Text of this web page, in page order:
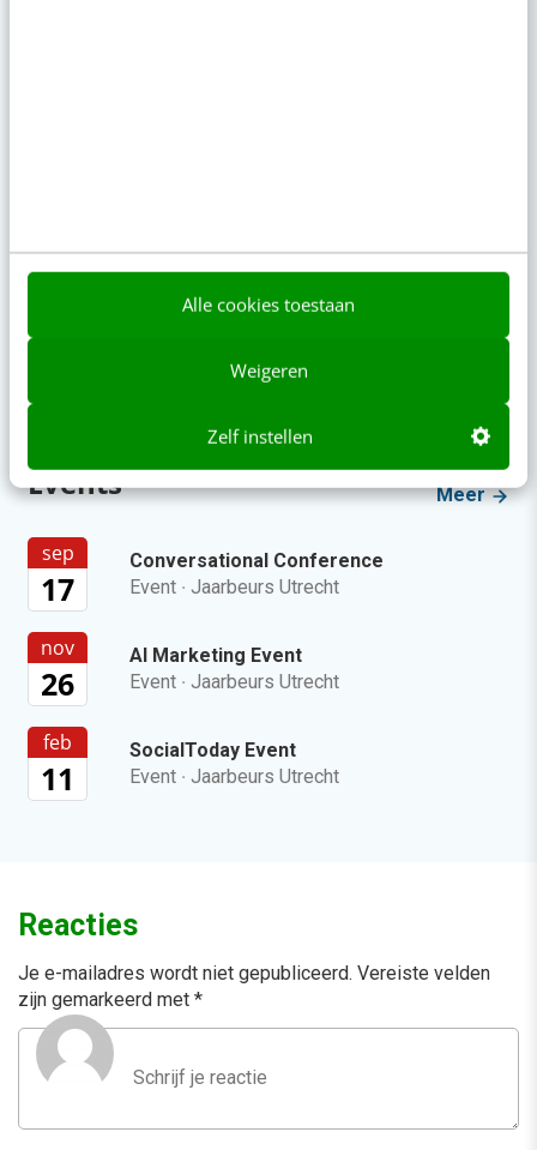
Alle cookies toestaan
Weigeren
Zelf instellen
aug
Content repurposing
Events Meer
sep
17
Conversational Conference
Event · Jaarbeurs Utrecht
nov
26
AI Marketing Event
Event · Jaarbeurs Utrecht
feb
11
SocialToday Event
Event · Jaarbeurs Utrecht
Reacties
Je e-mailadres wordt niet gepubliceerd. Vereiste velden
zijn gemarkeerd met *